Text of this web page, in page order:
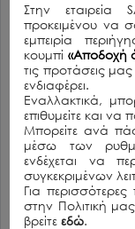
CARLA
205.00€
SOLD OUT
Στην εταιρεία
προκειμένου να
εμπειρία
κουμπί «Αποδοχή
τις προτάσεις
ενδιαφέρει.
Εναλλακτικά,
επιθυμείτε και να
Μπορείτε ανά
μέσω των
ενδέχεται να
συγκεκριμένων
Για
στην Πολιτική
βρείτεεδώ.